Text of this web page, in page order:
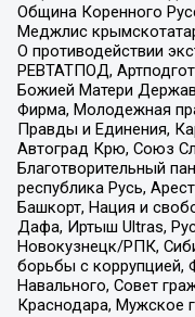
Община Коренного
Меджлис
О противодействии
РЕВТАТПОД,
Божией Матери
Фирма, Молодежная
Правды и Единения,
Автоград Крю, Союз
Благотворительный
республика Русь,
Башкорт, Нация и
Дафа, Иртыш Ultras,
Новокузнецк/РПК,
борьбы с
Навального, Совет
Краснодара, Мужское